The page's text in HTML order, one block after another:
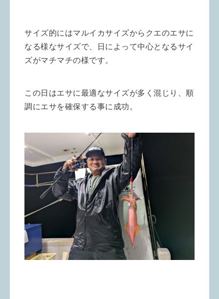
サイズ的にはマルイカサイズからクエのエサに
なる様なサイズで、日によって中心となるサイ
ズがマチマチの様です。
この日はエサに最適なサイズが多く混じり、順
調にエサを確保する事に成功。